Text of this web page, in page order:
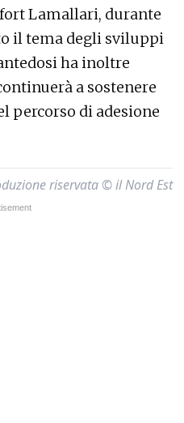
Lamallari, durante
il tema degli sviluppi
ha inoltre
a sostenere
percorso di adesione
riservata © il Nord Est